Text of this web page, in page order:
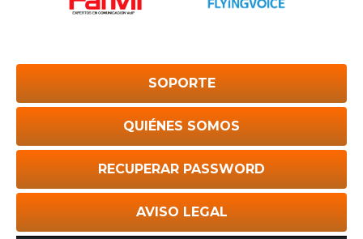
SOPORTE
QUIÉNES SOMOS
RECUPERAR PASSWORD
AVISO LEGAL